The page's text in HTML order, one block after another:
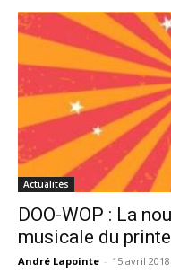
Actualités
DOO-WOP : La
musicale du
André Lapointe - 15 avril 2018